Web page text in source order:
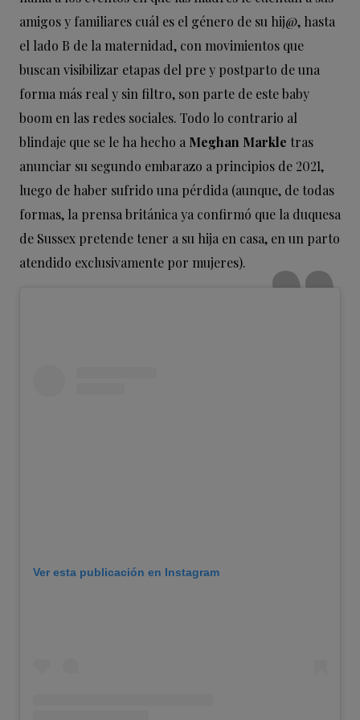
amigos y familiares cuál es el género de su hij@, hasta
el lado B de la maternidad, con movimientos que
buscan visibilizar etapas del pre y postparto de una
forma más real y sin filtro, son parte de este baby
boom en las redes sociales. Todo lo contrario al
blindaje que se le ha hecho a Meghan Markle tras
anunciar su segundo embarazo a principios de 2021,
luego de haber sufrido una pérdida (aunque, de todas
formas, la prensa británica ya confirmó que la duquesa
de Sussex pretende tener a su hija en casa, en un parto
atendido exclusivamente por mujeres).
Ver esta publicación en Instagram